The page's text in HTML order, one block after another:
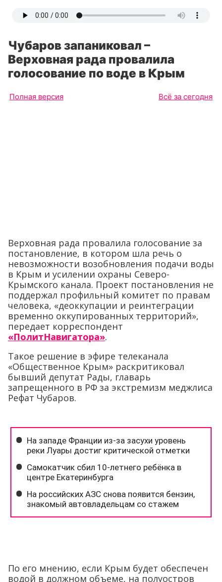
Чубаров запаниковал –
Верховная рада провалила
голосование по воде в Крым
Полная версия Всё за сегодня
Верховная рада провалила голосование за
постановление, в котором шла речь о
невозможности возобновления подачи воды
в Крым и усилении охраны Северо-
Крымского канала. Проект постановления не
поддержал профильный комитет по правам
человека, «деоккупации и реинтеграции
временно оккупированных территорий»,
передает корреспондент
«ПолитНавигатора».
Такое решение в эфире телеканала
«Общественное Крым» раскритиковал
бывший депутат Рады, главарь
запрещенного в РФ за экстремизм меджлиса
Рефат Чубаров.
По его мнению, если Крым будет обеспечен
водой в должном объеме, на полуостров